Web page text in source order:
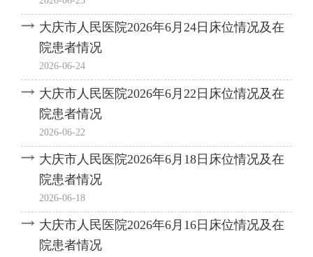
大庆市人民医院2026年6月24日床位情况及在
院患者情况
2026-06-24
大庆市人民医院2026年6月22日床位情况及在
院患者情况
2026-06-22
大庆市人民医院2026年6月18日床位情况及在
院患者情况
2026-06-18
大庆市人民医院2026年6月16日床位情况及在
院患者情况